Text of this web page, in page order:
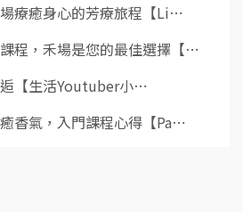
療癒身心的芳療旅程【Li⋯
程，禾場是您的最佳選擇【⋯
【生活Youtuber小⋯
香氣，入門課程心得【Pa⋯